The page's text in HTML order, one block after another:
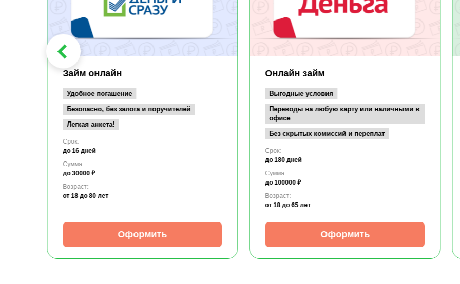
Займ онлайн
Удобное погашение
Безопасно, без залога и поручителей
Легкая анкета!
Срок:
до 16 дней
Сумма:
до 30000 ₽
Возраст:
от 18 до 80 лет
Оформить
Онлайн займ
Выгодные условия
Переводы на любую карту или наличными в
офисе
Без скрытых комиссий и переплат
Срок:
до 180 дней
Сумма:
до 100000 ₽
Возраст:
от 18 до 65 лет
Оформить